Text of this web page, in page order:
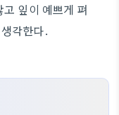
잎이 예쁘게 펴
각한다.